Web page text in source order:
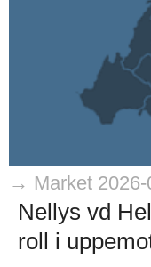
→ Market 2026-
Nellys vd
roll i